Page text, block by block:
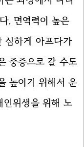
. 면역력이 높은
심하게 아프다가
중증으로 갈 수도
높이기 위해서 운
인위생을 위해 노